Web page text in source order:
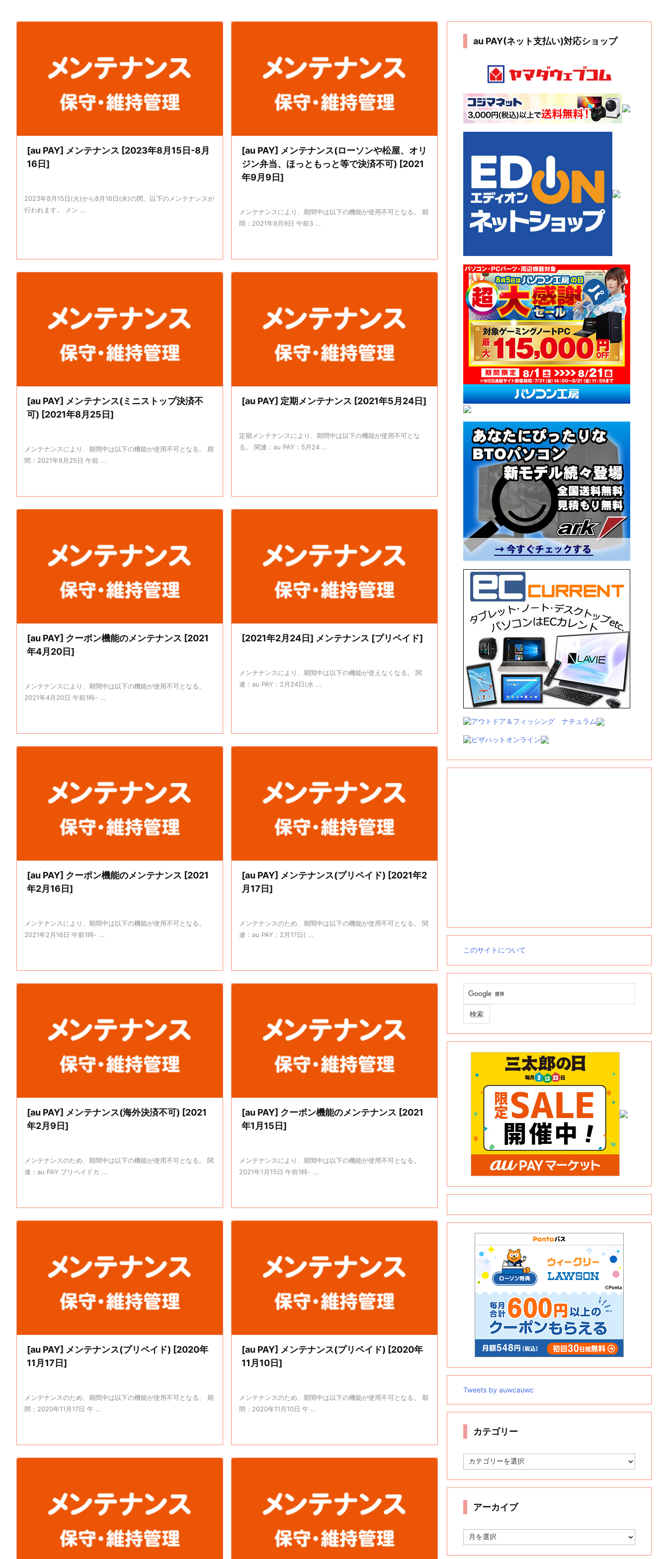
[au PAY] メンテナンス [2023年8月15日-8月
16日]
2023年8月15日(火)から8月16日(水)の間、以下のメンテナンスが
行われます。 メン ...
[au PAY] メンテナンス(ローソンや松屋、オリ
ジン弁当、ほっともっと等で決済不可) [2021
年9月9日]
メンテナンスにより、期間中は以下の機能が使用不可となる。 期
間：2021年9月9日 午前3 ...
[au PAY] メンテナンス(ミニストップ決済不
可) [2021年8月25日]
メンテナンスにより、期間中は以下の機能が使用不可となる。 期
間：2021年8月25日 午前 ...
[au PAY] 定期メンテナンス [2021年5月24日]
定期メンテナンスにより、期間中は以下の機能が使用不可とな
る。 関連：au PAY：5月24 ...
[au PAY] クーポン機能のメンテナンス [2021
年4月20日]
メンテナンスにより、期間中は以下の機能が使用不可となる。
2021年4月20日 午前1時- ...
[2021年2月24日] メンテナンス [プリペイド]
メンテナンスにより、期間中は以下の機能が使えなくなる。 関
連：au PAY：2月24日(水 ...
[au PAY] クーポン機能のメンテナンス [2021
年2月16日]
メンテナンスにより、期間中は以下の機能が使用不可となる。
2021年2月16日 午前1時- ...
[au PAY] メンテナンス(プリペイド) [2021年2
月17日]
メンテナンスのため、期間中は以下の機能が使用不可となる。 関
連：au PAY：2月17日( ...
[au PAY] メンテナンス(海外決済不可) [2021
年2月9日]
メンテナンスのため、期間中は以下の機能が使用不可となる。 関
連：au PAY プリペイドカ ...
[au PAY] クーポン機能のメンテナンス [2021
年1月15日]
メンテナンスにより、期間中は以下の機能が使用不可となる。
2021年1月15日 午前1時- ...
[au PAY] メンテナンス(プリペイド) [2020年
11月17日]
メンテナンスのため、期間中は以下の機能が使用不可となる。 期
間：2020年11月17日 午 ...
[au PAY] メンテナンス(プリペイド) [2020年
11月10日]
メンテナンスのため、期間中は以下の機能が使用不可となる。 期
間：2020年11月10日 午 ...
au PAY(ネット支払い)対応ショップ
このサイトについて
Tweets by auwcauwc
カテゴリー
テ
リ
アーカイブ
ー